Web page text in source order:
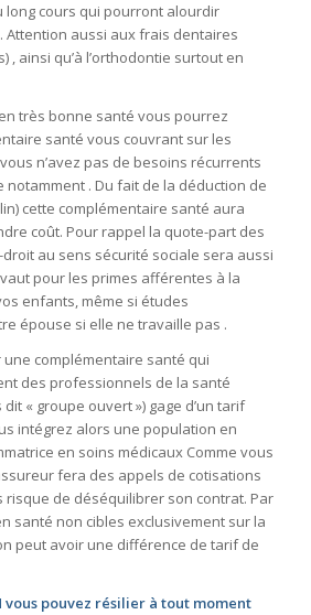
long cours qui pourront alourdir
Attention aussi aux frais dentaires
, ainsi qu’à l’orthodontie surtout en
très bonne santé vous pourrez
santé vous couvrant sur les
n’avez pas de besoins récurrents
. Du fait de la déduction de
cette complémentaire santé aura
coût. Pour rappel la quote-part des
au sens sécurité sociale sera aussi
pour les primes afférentes à la
enfants, même si études
épouse si elle ne travaille pas .
complémentaire santé qui
des professionnels de la santé
« groupe ouvert ») gage d’un tarif
intégrez alors une population en
en soins médicaux Comme vous
fera des appels de cotisations
risque de déséquilibrer son contrat. Par
santé non cibles exclusivement sur la
peut avoir une différence de tarif de
vous pouvez résilier à tout moment